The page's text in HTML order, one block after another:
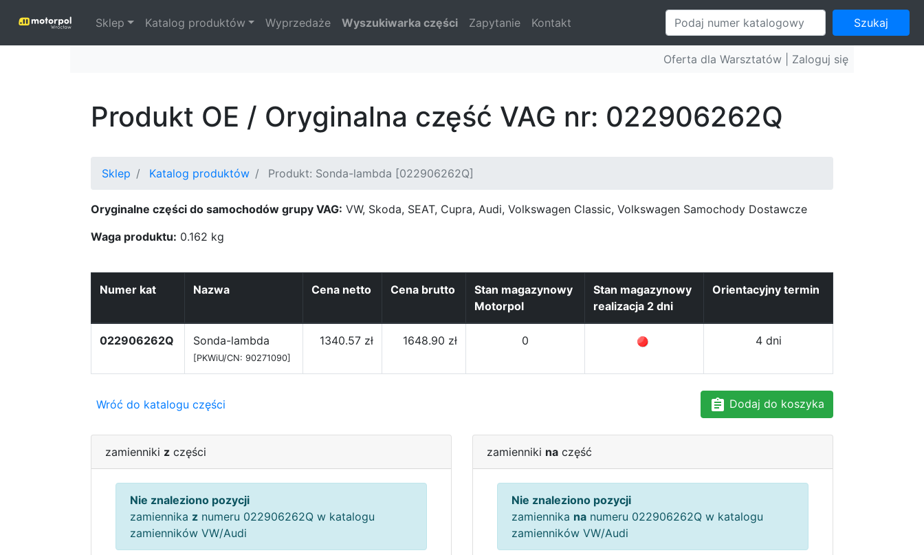
Sklep Katalog produktów Wyprzedaże Wyszukiwarka części Zapytanie Kontakt Szukaj
Oferta dla Warsztatów | Zaloguj się
Produkt OE / Oryginalna część VAG nr: 022906262Q
Sklep Katalog produktów Produkt: Sonda-lambda [022906262Q]
Oryginalne części do samochodów grupy VAG: VW, Skoda, SEAT, Cupra, Audi, Volkswagen Classic, Volkswagen Samochody Dostawcze
Waga produktu: 0.162 kg
Numer kat Nazwa Cena netto Cena brutto
Stan magazynowy
Motorpol
Stan magazynowy
realizacja 2 dni
Orientacyjny termin
022906262Q Sonda-lambda
[PKWiU/CN: 90271090]
1340.57 zł 1648.90 zł 0 4 dni
Wróć do katalogu części Dodaj do koszyka
zamienniki z części
Nie znaleziono pozycji
zamiennika z numeru 022906262Q w katalogu
zamienników VW/Audi
zamienniki na część
Nie znaleziono pozycji
zamiennika na numeru 022906262Q w katalogu
zamienników VW/Audi